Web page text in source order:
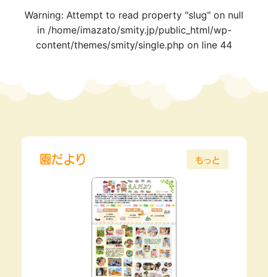
Warning: Attempt to read property "slug" on null
in /home/imazato/smity.jp/public_html/wp-
content/themes/smity/single.php on line 44
園だより もっと